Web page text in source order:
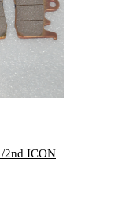
2nd ICON